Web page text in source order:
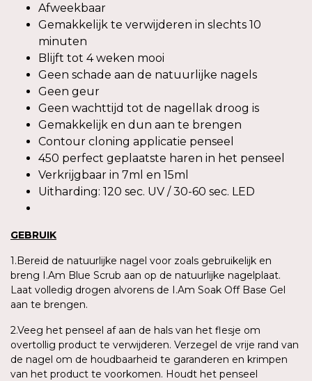
Afweekbaar
Gemakkelijk te verwijderen in slechts 10
minuten
Blijft tot 4 weken mooi
Geen schade aan de natuurlijke nagels
Geen geur
Geen wachttijd tot de nagellak droog is
Gemakkelijk en dun aan te brengen
Contour cloning applicatie penseel
450 perfect geplaatste haren in het penseel
Verkrijgbaar in 7ml en 15ml
Uitharding: 120 sec. UV / 30-60 sec. LED
GEBRUIK
1.Bereid de natuurlijke nagel voor zoals gebruikelijk en
breng I.Am Blue Scrub aan op de natuurlijke nagelplaat.
Laat volledig drogen alvorens de I.Am Soak Off Base Gel
aan te brengen.
2.Veeg het penseel af aan de hals van het flesje om
overtollig product te verwijderen. Verzegel de vrije rand van
de nagel om de houdbaarheid te garanderen en krimpen
van het product te voorkomen. Houdt het penseel